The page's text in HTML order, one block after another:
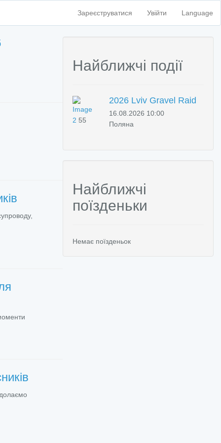
Language
Зареєструватися Увійти
Найближчі події
2 55
2026 Lviv Gravel Raid
16.08.2026 10:00
Поляна
Найближчі
поїзденьки
Немає поїзденьок